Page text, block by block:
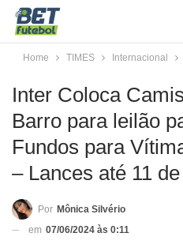
Home TIMES Internacional
Inter Coloca
Barro para leilão
Fundos para
– Lances até 11
Por Mônica Silvério
em 07/06/2024 às 0:11